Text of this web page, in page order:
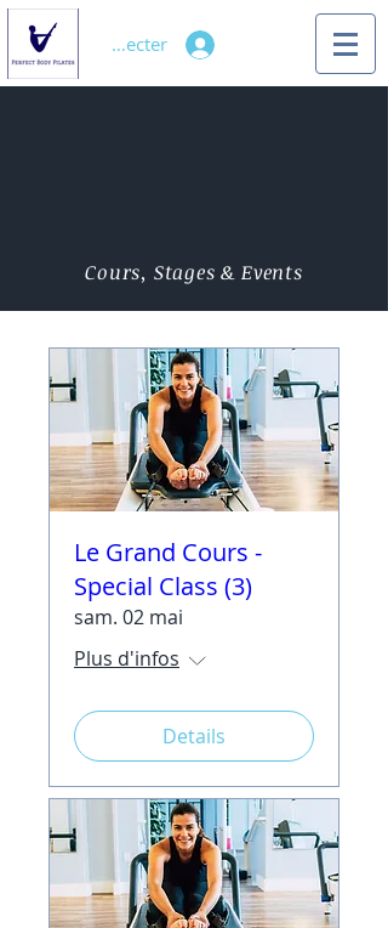
Se connecter
Cours, Stages & Events
Le Grand Cours -
Special Class (3)
sam. 02 mai
Plus d'infos
Details